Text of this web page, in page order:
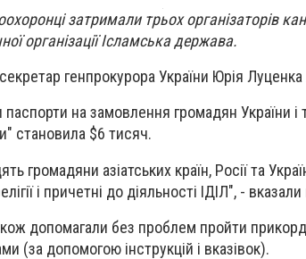
затримали трьох організаторів
організації Ісламська держава.
генпрокурора України Юрія
на замовлення громадян України і
становила $6 тисяч.
громадяни азіатських країн, Росії та
і причетні до діяльності ІДІЛ", -
допомагали без проблем пройти
(за допомогою інструкцій і вказівок).